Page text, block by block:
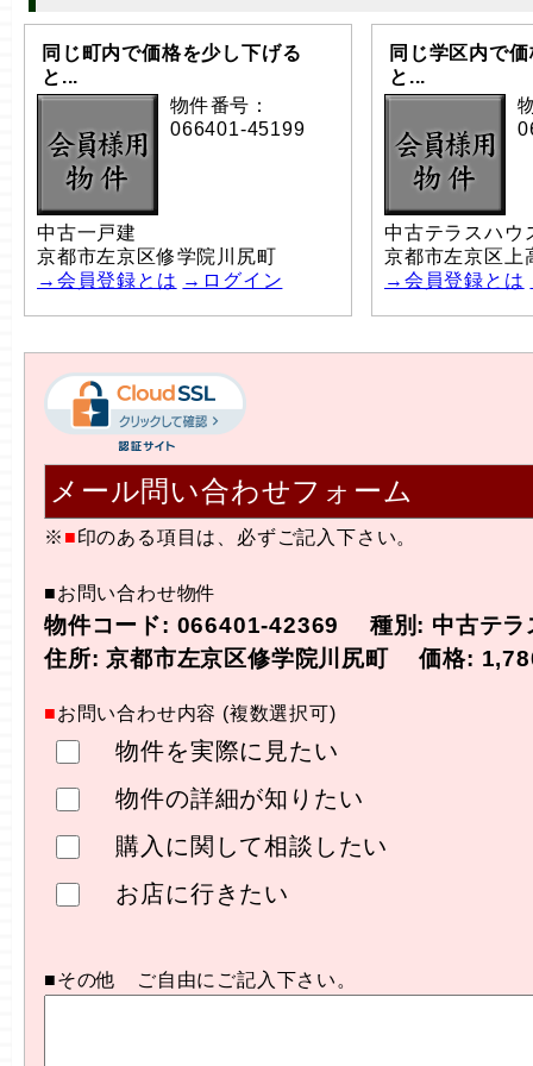
同じ町内で価格を少し下げる
と...
物件番号：
066401-45199
中古一戸建
京都市左京区修学院川尻町
→会員登録とは →ログイン
同じ学区内で
と...
中古テラスハウ
京都市左京区上
→会員登録とは
メール問い合わせフォーム
※ ■印のある項目は、必ずご記入下さい。
■お問い合わせ物件
物件コード: 066401-42369 種別: 中古テラ
住所: 京都市左京区修学院川尻町 価格:
■お問い合わせ内容 (複数選択可)
物件を実際に見たい
物件の詳細が知りたい
購入に関して相談したい
お店に行きたい
■その他 ご自由にご記入下さい。